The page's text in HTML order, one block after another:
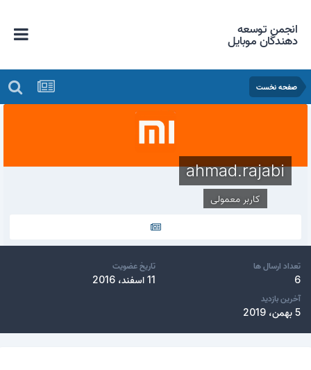
انجمن توسعه
دهندگان موبایل
صفحه نخست
ahmad.rajabi
کاربر معمولی
تعداد ارسال ها
6
تاریخ عضویت
11 اسفند، 2016
آخرین بازدید
5 بهمن، 2019